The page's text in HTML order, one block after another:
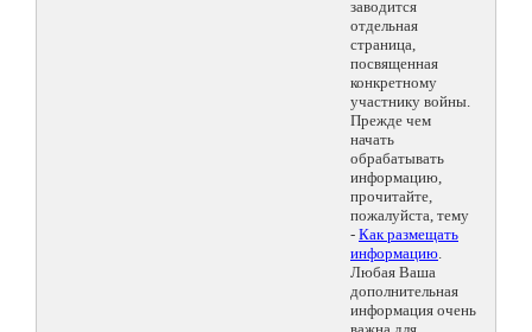
заводится
отдельная
страница,
посвященная
конкретному
участнику войны.
Прежде чем
начать
обрабатывать
информацию,
прочитайте,
пожалуйста, тему
- Как размещать
информацию.
Любая Ваша
дополнительная
информация очень